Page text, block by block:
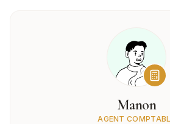
Manon
AGENT